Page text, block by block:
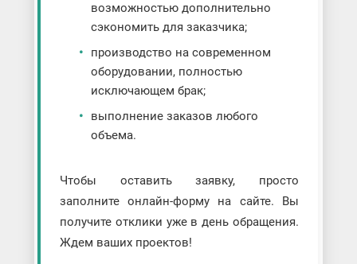
возможностью дополнительно
сэкономить для заказчика;
производство на современном
оборудовании, полностью
исключающем брак;
выполнение заказов любого
объема.
Чтобы оставить заявку, просто
заполните онлайн-форму на сайте. Вы
получите отклики уже в день обращения.
Ждем ваших проектов!